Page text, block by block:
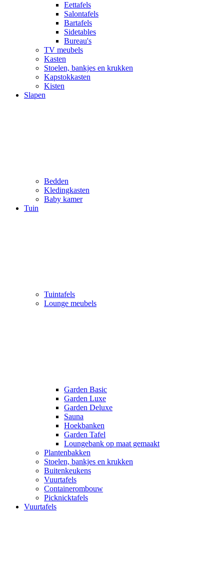
Eettafels
Salontafels
Bartafels
Sidetables
Bureau's
TV meubels
Kasten
Stoelen, bankjes en krukken
Kapstokkasten
Kisten
Slapen
Bedden
Kledingkasten
Baby kamer
Tuin
Tuintafels
Lounge meubels
Garden Basic
Garden Luxe
Garden Deluxe
Sauna
Hoekbanken
Garden Tafel
Loungebank op maat gemaakt
Plantenbakken
Stoelen, bankjes en krukken
Buitenkeukens
Vuurtafels
Containerombouw
Picknicktafels
Vuurtafels